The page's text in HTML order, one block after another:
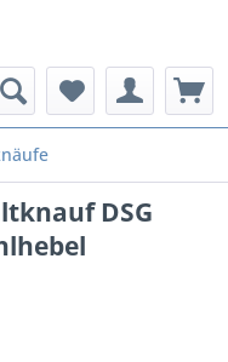
DSG